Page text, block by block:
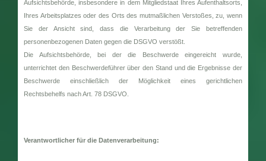
Aufsichtsbehörde, insbesondere in dem Mitgliedstaat Ihres Aufenthaltsorts,
Ihres Arbeitsplatzes oder des Orts des mutmaßlichen Verstoßes, zu, wenn
Sie der Ansicht sind, dass die Verarbeitung der Sie betreffenden
personenbezogenen Daten gegen die DSGVO verstößt.
Die Aufsichtsbehörde, bei der die Beschwerde eingereicht wurde,
unterrichtet den Beschwerdeführer über den Stand und die Ergebnisse der
Beschwerde einschließlich der Möglichkeit eines gerichtlichen
Rechtsbehelfs nach Art. 78 DSGVO.
Verantwortlicher für die Datenverarbeitung: